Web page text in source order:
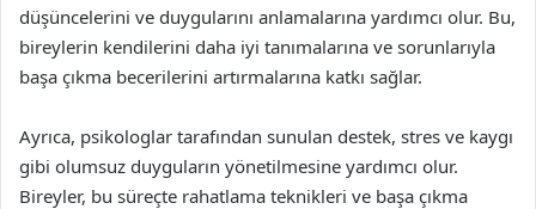
düşüncelerini ve duygularını anlamalarına yardımcı olur. Bu,
bireylerin kendilerini daha iyi tanımalarına ve sorunlarıyla
başa çıkma becerilerini artırmalarına katkı sağlar.
Ayrıca, psikologlar tarafından sunulan destek, stres ve kaygı
gibi olumsuz duyguların yönetilmesine yardımcı olur.
Bireyler, bu süreçte rahatlama teknikleri ve başa çıkma